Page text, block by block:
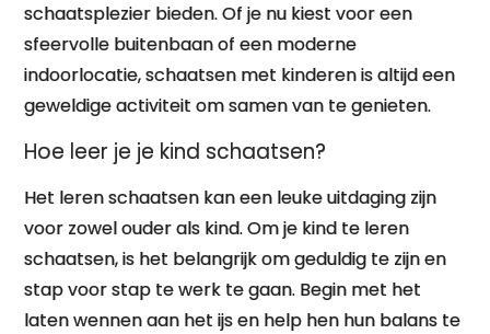
schaatsplezier bieden. Of je nu kiest voor een
sfeervolle buitenbaan of een moderne
indoorlocatie, schaatsen met kinderen is altijd een
geweldige activiteit om samen van te genieten.
Hoe leer je je kind schaatsen?
Het leren schaatsen kan een leuke uitdaging zijn
voor zowel ouder als kind. Om je kind te leren
schaatsen, is het belangrijk om geduldig te zijn en
stap voor stap te werk te gaan. Begin met het
laten wennen aan het ijs en help hen hun balans te